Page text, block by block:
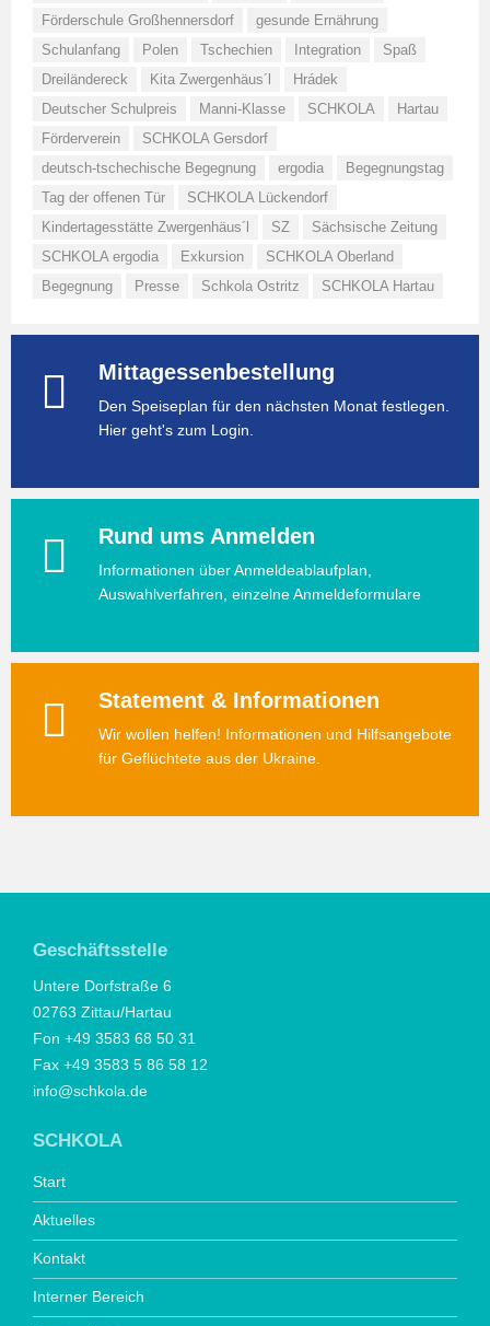
Förderschule Großhennersdorf
gesunde Ernährung
Schulanfang
Polen Tschechien Integration
Spaß
Dreiländereck
Kita Zwergenhäus´l
Hrádek
Deutscher Schulpreis
Manni-Klasse SCHKOLA
Hartau
Förderverein
SCHKOLA Gersdorf
deutsch-tschechische Begegnung
ergodia
Begegnungstag
Tag der offenen Tür
SCHKOLA Lückendorf
Kindertagesstätte Zwergenhäus´l
SZ
Sächsische Zeitung
SCHKOLA ergodia
Exkursion
SCHKOLA Oberland
Begegnung
Presse Schkola Ostritz SCHKOLA Hartau
Mittagessenbestellung
Den Speiseplan für den nächsten Monat festlegen.
Hier geht's zum Login.
Rund ums Anmelden
Informationen über Anmeldeablaufplan,
Auswahlverfahren, einzelne Anmeldeformulare
Statement & Informationen
Wir wollen helfen! Informationen und Hilfsangebote
für Geflüchtete aus der Ukraine.
Geschäftsstelle
Untere Dorfstraße 6
02763 Zittau/Hartau
Fon +49 3583 68 50 31
Fax +49 3583 5 86 58 12
info@schkola.de
SCHKOLA
Start
Aktuelles
Kontakt
Interner Bereich